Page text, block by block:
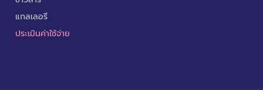
แกลเลอรี
ประเมินค่าใช้จ่าย